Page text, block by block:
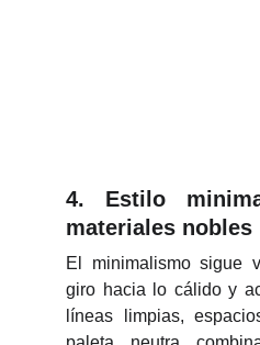
4. Estilo
materiales nobles
El minimalismo sigue
giro hacia lo cálido y
líneas limpias,